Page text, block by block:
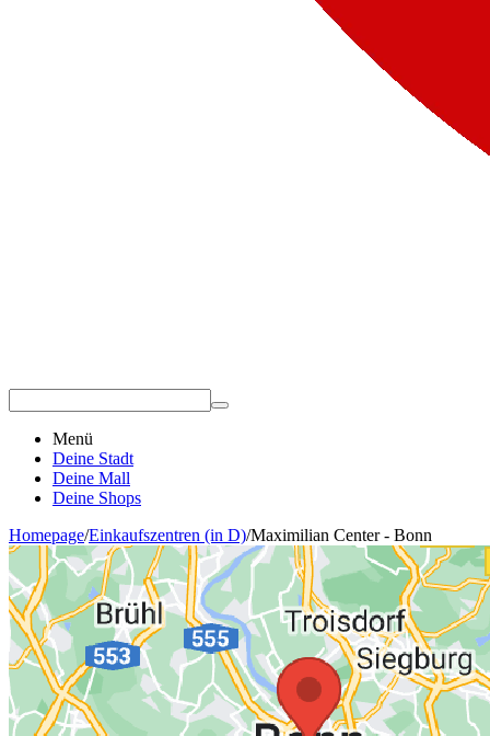
Menü
Deine Stadt
Deine Mall
Deine Shops
Homepage/Einkaufszentren (in D)/Maximilian Center - Bonn